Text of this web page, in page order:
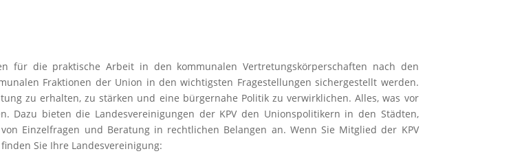
für die praktische Arbeit in den kommunalen Vertretungskörperschaften nach den
Fraktionen der Union in den wichtigsten Fragestellungen sichergestellt werden.
zu erhalten, zu stärken und eine bürgernahe Politik zu verwirklichen. Alles, was vor
Dazu bieten die Landesvereinigungen der KPV den Unionspolitikern in den Städten,
Einzelfragen und Beratung in rechtlichen Belangen an. Wenn Sie Mitglied der KPV
Sie Ihre Landesvereinigung: